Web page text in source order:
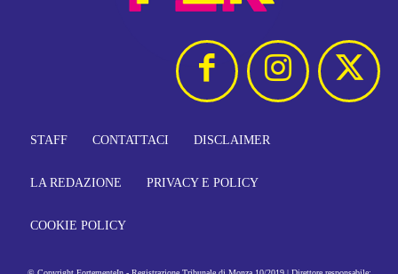
STAFF CONTATTACI DISCLAIMER
LA REDAZIONE PRIVACY E POLICY
COOKIE POLICY